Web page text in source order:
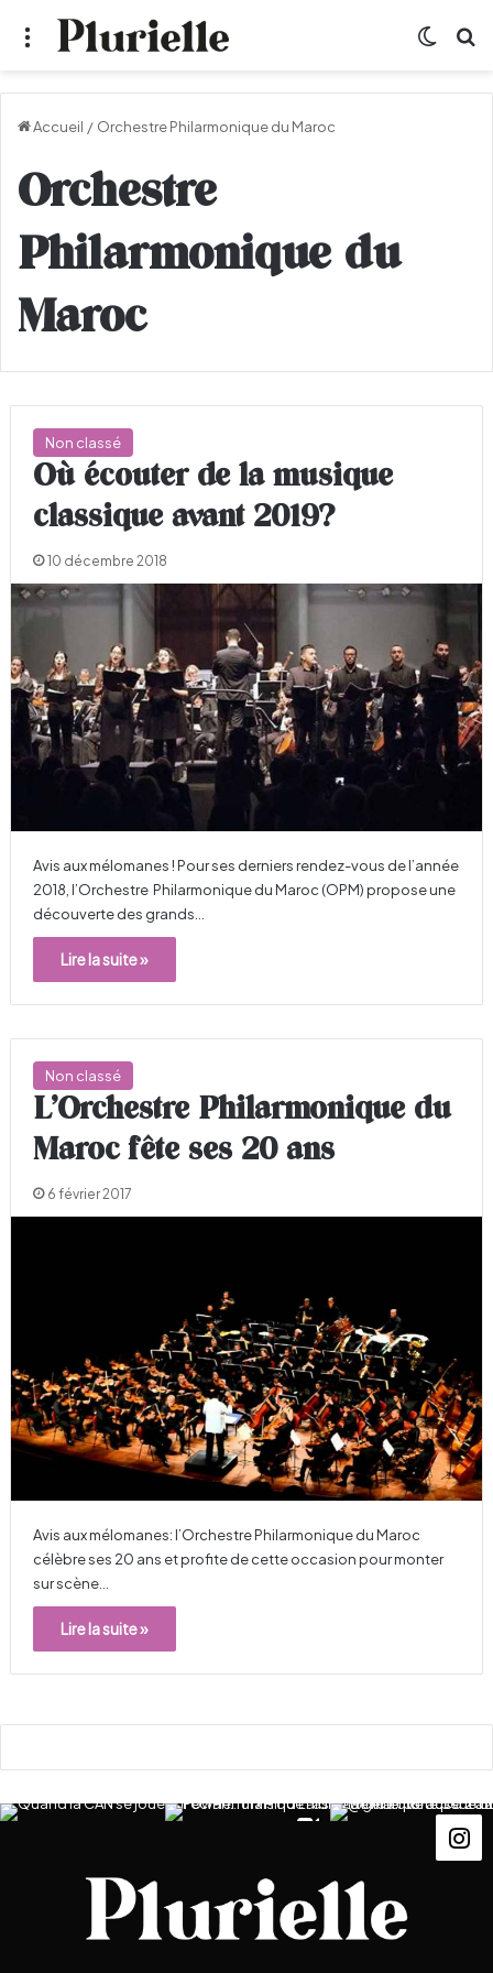
Menu
Accueil / Orchestre Philarmonique du Maroc
Orchestre
Philarmonique du
Maroc
Non classé
Où écouter de la musique
classique avant 2019?
10 décembre 2018
Avis aux mélomanes ! Pour ses derniers rendez-vous de l’année
2018, l’Orchestre Philarmonique du Maroc (OPM) propose une
découverte des grands…
Lire la suite »
Non classé
L’Orchestre Philarmonique du
Maroc fête ses 20 ans
6 février 2017
Avis aux mélomanes: l’Orchestre Philarmonique du Maroc
célèbre ses 20 ans et profite de cette occasion pour monter
sur scène…
Lire la suite »